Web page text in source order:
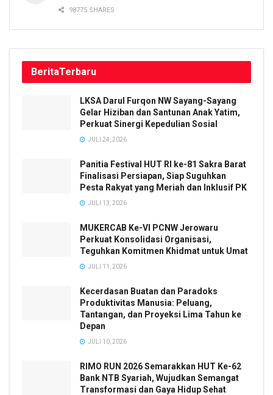
98775 SHARES
BeritaTerbaru
LKSA Darul Furqon NW Sayang-Sayang
Gelar Hiziban dan Santunan Anak Yatim,
Perkuat Sinergi Kepedulian Sosial
JULI 24, 2026
Panitia Festival HUT RI ke-81 Sakra Barat
Finalisasi Persiapan, Siap Suguhkan
Pesta Rakyat yang Meriah dan Inklusif PK
JULI 13, 2026
MUKERCAB Ke-VI PCNW Jerowaru
Perkuat Konsolidasi Organisasi,
Teguhkan Komitmen Khidmat untuk Umat
JULI 11, 2026
Kecerdasan Buatan dan Paradoks
Produktivitas Manusia: Peluang,
Tantangan, dan Proyeksi Lima Tahun ke
Depan
JULI 10, 2026
RIMO RUN 2026 Semarakkan HUT Ke-62
Bank NTB Syariah, Wujudkan Semangat
Transformasi dan Gaya Hidup Sehat